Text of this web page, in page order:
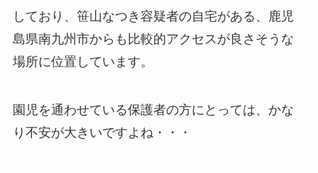
しており、笹山なつき容疑者の自宅がある、鹿児
島県南九州市からも比較的アクセスが良さそうな
場所に位置しています。
園児を通わせている保護者の方にとっては、かな
り不安が大きいですよね・・・